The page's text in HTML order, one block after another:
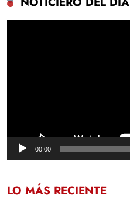
00:00
LO MÁS RECIENTE